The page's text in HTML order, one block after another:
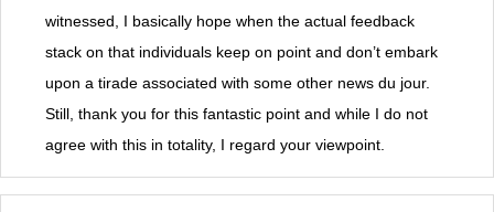
witnessed, I basically hope when the actual feedback
stack on that individuals keep on point and don’t embark
upon a tirade associated with some other news du jour.
Still, thank you for this fantastic point and while I do not
agree with this in totality, I regard your viewpoint.